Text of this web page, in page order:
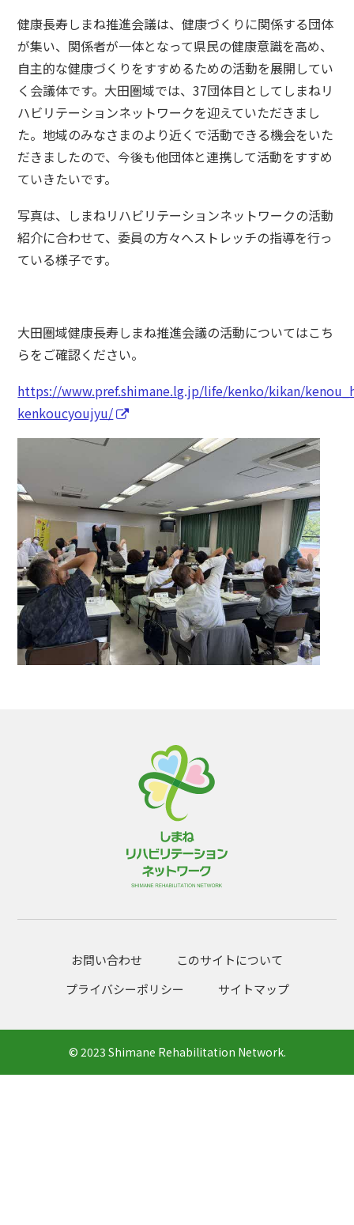
健康長寿しまね推進会議は、健康づくりに関係する団体
が集い、関係者が一体となって県民の健康意識を高め、
自主的な健康づくりをすすめるための活動を展開してい
く会議体です。大田圏域では、37団体目としてしまねリ
ハビリテーションネットワークを迎えていただきまし
た。地域のみなさまのより近くで活動できる機会をいた
だきましたので、今後も他団体と連携して活動をすすめ
ていきたいです。
写真は、しまねリハビリテーションネットワークの活動
紹介に合わせて、委員の方々へストレッチの指導を行っ
ている様子です。
大田圏域健康長寿しまね推進会議の活動についてはこち
らをご確認ください。
https://www.pref.shimane.lg.jp/life/kenko/kikan/
kenkoucyoujyu/
お問い合わせ
このサイトについて
プライバシーポリシー
サイトマップ
© 2023 Shimane Rehabilitation Network.